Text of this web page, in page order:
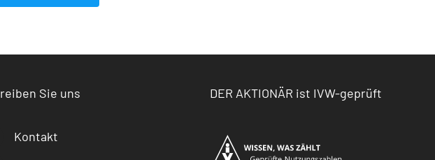
Sie uns
Kontakt
DER AKTIONÄR ist IVW-geprüft